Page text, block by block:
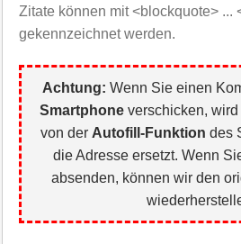
Zitate können mit <blockquote> ...
gekennzeichnet werden.
Achtung: Wenn Sie einen
Smartphone verschicken, wird
von der Autofill-Funktion des
die Adresse ersetzt. Wenn
absenden, können wir den